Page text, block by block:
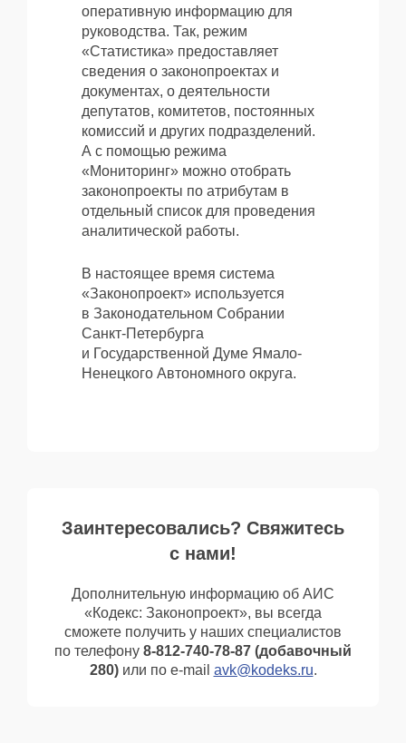
оперативную информацию для
руководства. Так, режим
«Статистика» предоставляет
сведения о законопроектах и
документах, о деятельности
депутатов, комитетов, постоянных
комиссий и других подразделений.
А с помощью режима
«Мониторинг» можно отобрать
законопроекты по атрибутам в
отдельный список для проведения
аналитической работы.
В настоящее время система
«Законопроект» используется
в Законодательном Собрании
Санкт-Петербурга
и Государственной Думе Ямало-
Ненецкого Автономного округа.
Заинтересовались? Свяжитесь
с нами!
Дополнительную информацию об АИС
«Кодекс: Законопроект», вы всегда
сможете получить у наших специалистов
по телефону 8-812-740-78-87 (добавочный
280)или по e-mail avk@kodeks.ru.